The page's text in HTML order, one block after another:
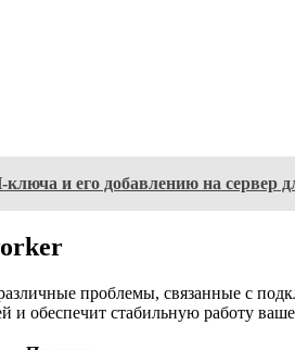
и его добавлению на сервер
проблемы, связанные с
и обеспечит стабильную работу